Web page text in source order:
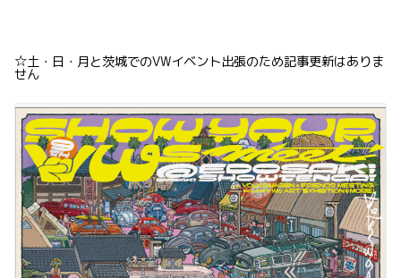
☆土・日・月と茨城でのVWイベント出張のため記事更新はありま
せん